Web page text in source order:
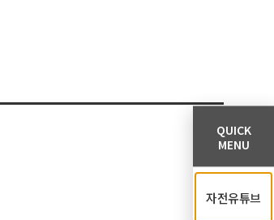
QUICK
MENU
자전유튜브